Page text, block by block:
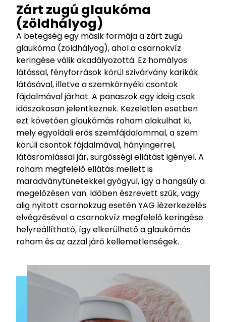
Zárt zugú glaukóma
(zöldhályog)
A betegség egy másik formája a zárt zugú
glaukóma (zöldhályog), ahol a csarnokvíz
keringése válik akadályozottá. Ez homályos
látással, fényforrások körül szivárvány karikák
látásával, illetve a szemkörnyéki csontok
fájdalmával járhat. A panaszok egy ideig csak
időszakosan jelentkeznek. Kezeletlen esetben
ezt követően glaukómás roham alakulhat ki,
mely egyoldali erős szemfájdalommal, a szem
körüli csontok fájdalmával, hányingerrel,
látásromlással jár, sürgősségi ellátást igényel. A
roham megfelelő ellátás mellett is
maradványtünetekkel gyógyul, így a hangsúly a
megelőzésen van. Időben észrevett szűk, vagy
alig nyitott csarnokzug esetén YAG lézerkezelés
elvégzésével a csarnokvíz megfelelő keringése
helyreállítható, így elkerülhető a glaukómás
roham és az azzal járó kellemetlenségek.